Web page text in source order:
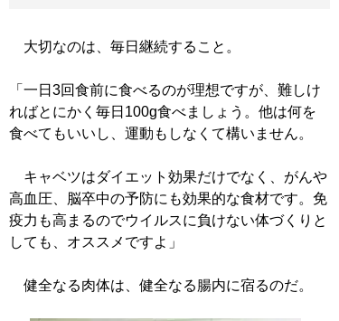
大切なのは、毎日継続すること。
「一日3回食前に食べるのが理想ですが、難しけ
ればとにかく毎日100g食べましょう。他は何を
食べてもいいし、運動もしなくて構いません。
キャベツはダイエット効果だけでなく、がんや
高血圧、脳卒中の予防にも効果的な食材です。免
疫力も高まるのでウイルスに負けない体づくりと
しても、オススメですよ」
健全なる肉体は、健全なる腸内に宿るのだ。